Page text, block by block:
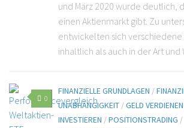
und März 2020 wurde deutlich,
einen Aktienmarkt gibt. Zu
entwickelten sich
inhaltlich als auch in der Art und
0
FINANZIELLE GRUNDLAGEN /
UNABHÄNGIGKEIT /GELD VERDIENEN
INVESTIEREN /POSITIONSTRADING /